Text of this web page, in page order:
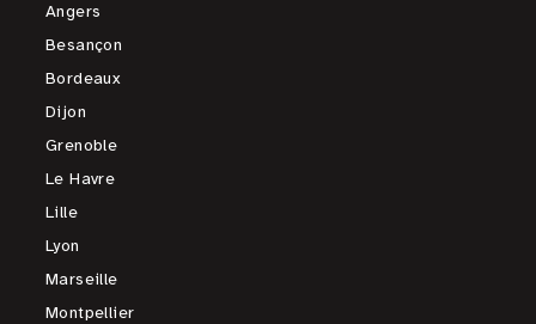
Angers
Besançon
Bordeaux
Dijon
Grenoble
Le Havre
Lille
Lyon
Marseille
Montpellier